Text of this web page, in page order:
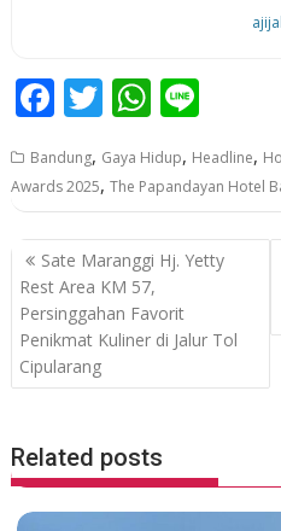
F
ac
e
b
o
o
k
T
w
itt
er
W
h
at
s
A
p
p
e
Bandung, Gaya Hidup, Headline,
Awards 2025,The Papandayan Hotel
P
o
s
t
n
v
i
g
Sate Maranggi Hj. Yetty
Rest Area KM 57,
Persinggahan Favorit
Penikmat Kuliner di Jalur Tol
Cipularang
Related posts